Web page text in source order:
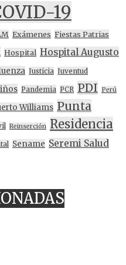
19
Exámenes Fiestas Patrias
Hospital Hospital Augusto
Justicia Juventud
Pandemia PCR PDI Perú
Williams Punta
Reinserción
Residencia
Sename Seremi Salud